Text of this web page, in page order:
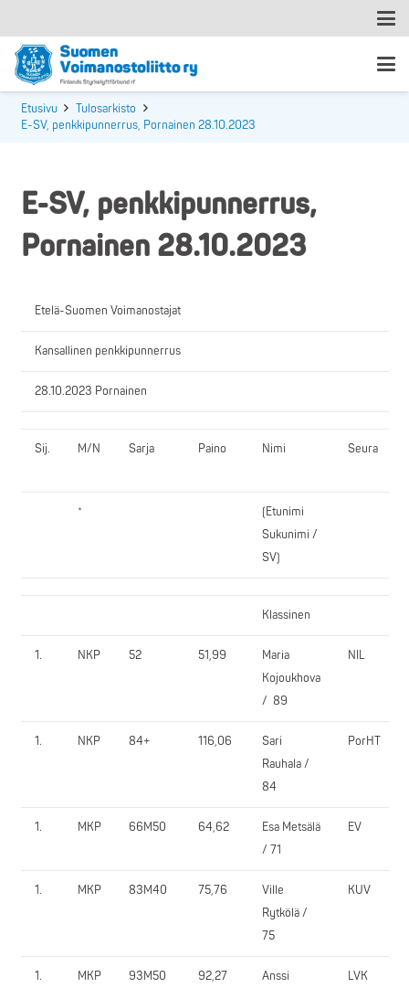
Etusivu
Tulosarkisto
E-SV, penkkipunnerrus, Pornainen 28.10.2023
E-SV, penkkipunnerrus,
Pornainen 28.10.2023
Etelä-Suomen Voimanostajat
Kansallinen penkkipunnerrus
28.10.2023 Pornainen
Sij. M/N Sarja Paino Nimi Seura
*
(Etunimi
Sukunimi /
SV)
Klassinen
1. NKP 52 51,99
Maria
Kojoukhova
/ 89
NIL
1. NKP 84+ 116,06
Sari
Rauhala /
84
PorHT
1. MKP 66M50 64,62
Esa Metsälä
/ 71
EV
1. MKP 83M40 75,76
Ville
Rytkölä /
75
KUV
1. MKP 93M50 92,27
Anssi
LVK